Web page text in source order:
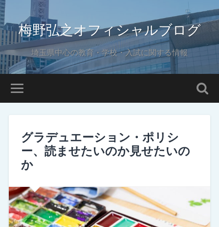
梅野弘之オフィシャルブログ
埼玉県中心の教育・学校・入試に関する情報
グラデュエーション・ポリシ
ー、読ませたいのか見せたいの
か